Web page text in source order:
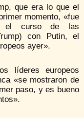
que era lo que el
momento, «fue
el curso de las
con Putin, el
ayer».
líderes europeos
«se mostraron de
paso, y es bueno